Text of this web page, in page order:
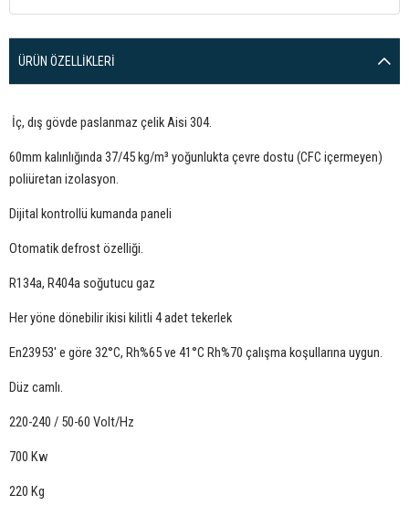
ÜRÜN ÖZELLIKLERI
İç, dış gövde paslanmaz çelik Aisi 304.
60mm kalınlığında 37/45 kg/m³ yoğunlukta çevre dostu (CFC içermeyen)
poliüretan izolasyon.
Dijital kontrollü kumanda paneli
Otomatik defrost özelliği.
R134a, R404a soğutucu gaz
Her yöne dönebilir ikisi kilitli 4 adet tekerlek
En23953' e göre 32°C, Rh%65 ve 41°C Rh%70 çalışma koşullarına uygun.
Düz camlı.
220-240 / 50-60 Volt/Hz
700 Kw
220 Kg